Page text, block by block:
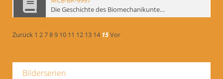
Die Geschichte des Biomechanikunterrichts im Theater der Satire - interne Signatur: BM-prt-204
Zurück 1 2789 10 11 12 13 14 15Vor
Bilderserien